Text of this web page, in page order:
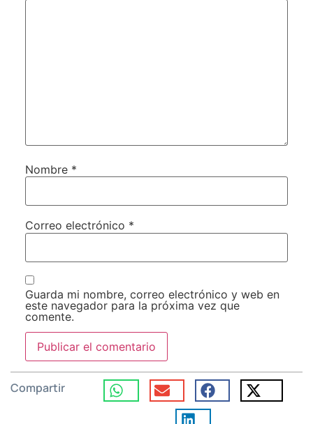
Nombre *
Correo electrónico *
Guarda mi nombre, correo electrónico y web en
este navegador para la próxima vez que
comente.
Compartir